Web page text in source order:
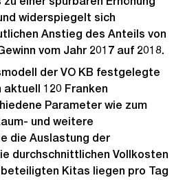
widerspiegelt sich
Anstieg des Anteils von
vom Jahr 2017 auf 2018.
der VO KB festgelegte
120 Franken
Parameter wie zum
und weitere
die Auslastung der
durchschnittlichen Vollkosten
Kitas liegen pro Tag